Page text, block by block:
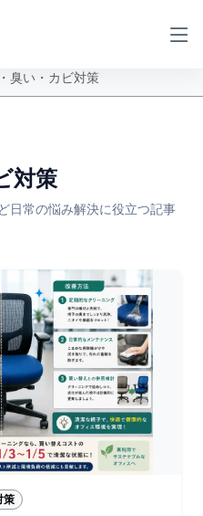
臭い・カビ対策
対策
日常の悩み解決に役立つ記事
策